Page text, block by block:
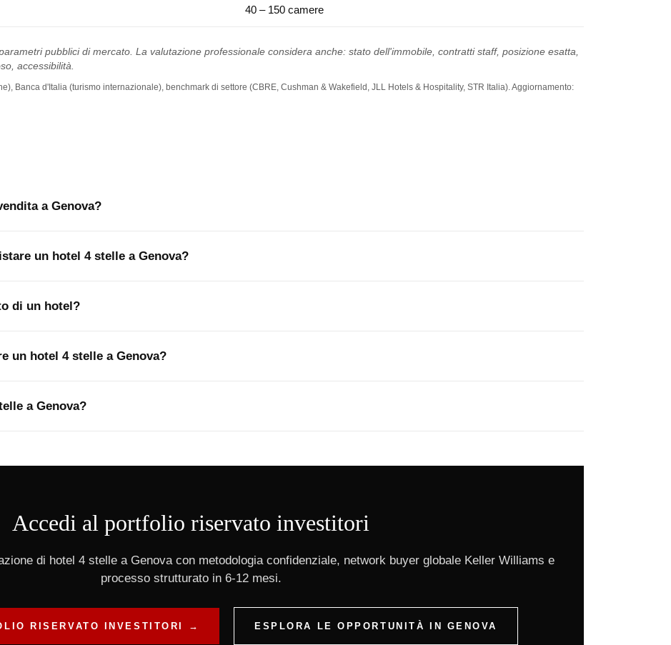
40 – 150 camere
pubblici di mercato. La valutazione professionale considera anche: stato dell'immobile, contratti staff, posizione esatta,
accessibilità.
Banca d'Italia (turismo internazionale), benchmark di settore (CBRE, Cushman & Wakefield, JLL Hotels & Hospitality, STR Italia). Aggiornamento:
a Genova?
un hotel 4 stelle a Genova?
di un hotel?
un hotel 4 stelle a Genova?
a Genova?
Accedi al portfolio riservato investitori
di hotel 4 stelle a Genova con metodologia confidenziale, network buyer globale Keller Williams e
processo strutturato in 6-12 mesi.
RISERVATO INVESTITORI → ESPLORA LE OPPORTUNITÀ IN GENOVA